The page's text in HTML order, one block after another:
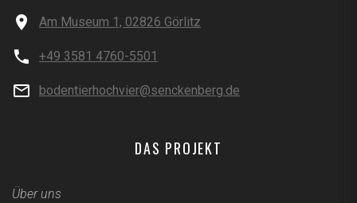
Am Museum 1, 02826 Görlitz
+49 3581 4760-5501
bodentierhochvier@senckenberg.de
DAS PROJEKT
Über uns